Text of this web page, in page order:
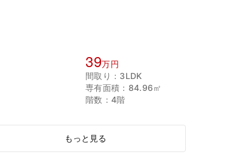
39万円
間取り：3LDK
専有面積：84.96㎡
階数：4階
もっと見る